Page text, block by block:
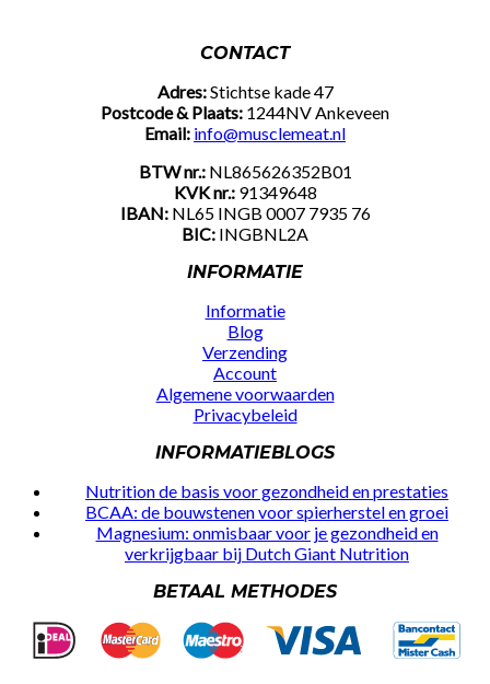
CONTACT
Adres:Stichtse kade 47
Postcode & Plaats: 1244NV Ankeveen
Email: info@musclemeat.nl
BTW nr.:NL865626352B01
KVK nr.:91349648
IBAN:NL65 INGB 0007 7935 76
BIC: INGBNL2A
INFORMATIE
Informatie
Blog
Verzending
Account
Algemene voorwaarden
Privacybeleid
INFORMATIEBLOGS
Nutrition de basis voor gezondheid en prestaties
BCAA: de bouwstenen voor spierherstel en groei
Magnesium: onmisbaar voor je gezondheid en
verkrijgbaar bij Dutch Giant Nutrition
BETAAL METHODES